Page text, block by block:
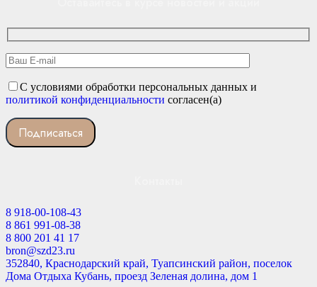
С условиями обработки персональных данных и
политикой конфиденциальности согласен(а)
8 918-00-108-43
8 861 991-08-38
8 800 201 41 17
bron@szd23.ru
352840, Краснодарский край, Туапсинский район, поселок
Дома Отдыха Кубань, проезд Зеленая долина, дом 1